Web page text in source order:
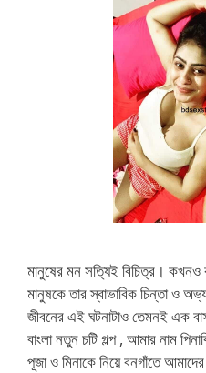
মানুষের মন সত্যিই বিচিত্র।
মানুষকে তার স্বাভাবিক চিন্তা ও
জীবনের এই ঘটনাটাও তেমনই এক
বাংলা নতুন চটি গল্প , আমার নাম
পূজা ও মিনাকে নিয়ে বনগাঁতে